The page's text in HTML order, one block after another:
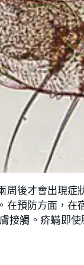
周後才會出現
在預防方面，
接觸。疥蟎即